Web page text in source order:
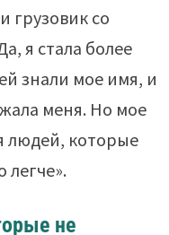
грузовик со
я стала более
знали мое имя, и
меня. Но мое
людей, которые
легче».
не